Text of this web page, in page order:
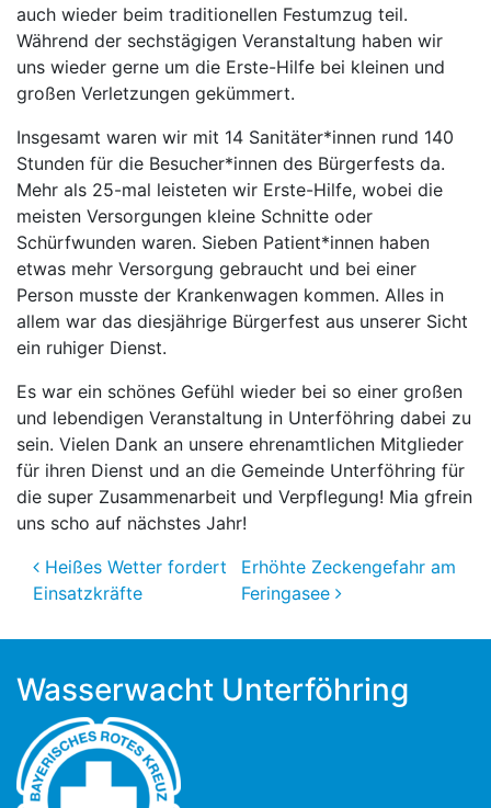
auch wieder beim traditionellen Festumzug teil.
Während der sechstägigen Veranstaltung haben wir
uns wieder gerne um die Erste-Hilfe bei kleinen und
großen Verletzungen gekümmert.
Insgesamt waren wir mit 14 Sanitäter*innen rund 140
Stunden für die Besucher*innen des Bürgerfests da.
Mehr als 25-mal leisteten wir Erste-Hilfe, wobei die
meisten Versorgungen kleine Schnitte oder
Schürfwunden waren. Sieben Patient*innen haben
etwas mehr Versorgung gebraucht und bei einer
Person musste der Krankenwagen kommen. Alles in
allem war das diesjährige Bürgerfest aus unserer Sicht
ein ruhiger Dienst.
Es war ein schönes Gefühl wieder bei so einer großen
und lebendigen Veranstaltung in Unterföhring dabei zu
sein. Vielen Dank an unsere ehrenamtlichen Mitglieder
für ihren Dienst und an die Gemeinde Unterföhring für
die super Zusammenarbeit und Verpflegung! Mia gfrein
uns scho auf nächstes Jahr!
Beitragsnavigation
Heißes Wetter fordert
Einsatzkräfte
Erhöhte Zeckengefahr am
Feringasee
Wasserwacht Unterföhring